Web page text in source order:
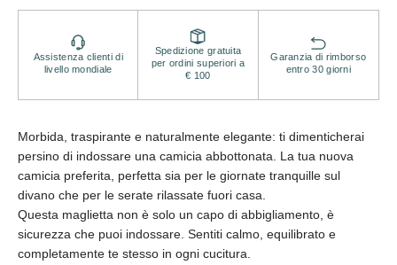
Assistenza clienti di
livello mondiale
Spedizione gratuita
per ordini superiori a
€ 100
Garanzia di rimborso
entro 30 giorni
Morbida, traspirante e naturalmente elegante: ti dimenticherai
persino di indossare una camicia abbottonata. La tua nuova
camicia preferita, perfetta sia per le giornate tranquille sul
divano che per le serate rilassate fuori casa.
Questa maglietta non è solo un capo di abbigliamento, è
sicurezza che puoi indossare. Sentiti calmo, equilibrato e
completamente te stesso in ogni cucitura.